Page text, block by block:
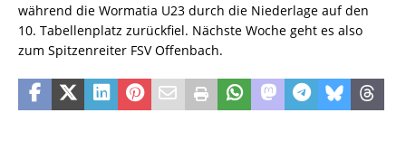
während die Wormatia U23 durch die Niederlage auf den
10. Tabellenplatz zurückfiel. Nächste Woche geht es also
zum Spitzenreiter FSV Offenbach.